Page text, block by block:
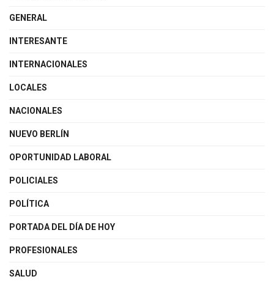
GENERAL
INTERESANTE
INTERNACIONALES
LOCALES
NACIONALES
NUEVO BERLÍN
OPORTUNIDAD LABORAL
POLICIALES
POLÍTICA
PORTADA DEL DÍA DE HOY
PROFESIONALES
SALUD